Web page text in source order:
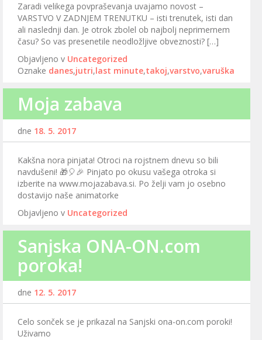
Zaradi velikega povpraševanja uvajamo novost –
VARSTVO V ZADNJEM TRENUTKU – isti trenutek, isti dan
ali naslednji dan. Je otrok zbolel ob najbolj neprimernem
času? So vas presenetile neodložljive obveznosti? […]
Objavljeno v Uncategorized
Oznake danes,jutri,last minute,takoj,varstvo,varuška
Moja zabava
dne 18. 5. 2017
Kakšna nora pinjata! Otroci na rojstnem dnevu so bili
navdušeni! 🎁🎈🎉 Pinjato po okusu vašega otroka si
izberite na www.mojazabava.si. Po želji vam jo osebno
dostavijo naše animatorke
Objavljeno v Uncategorized
Sanjska ONA-ON.com
poroka!
dne 12. 5. 2017
Celo sonček se je prikazal na Sanjski ona-on.com poroki!
Uživamo